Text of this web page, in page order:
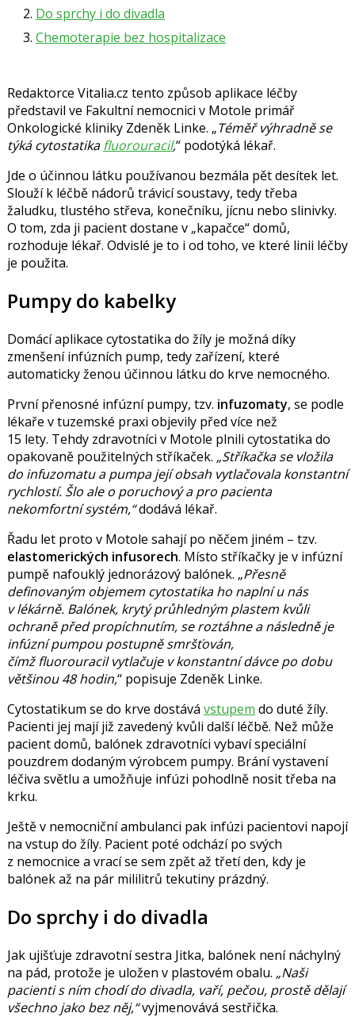
Do sprchy i do divadla
Chemoterapie bez hospitalizace
Redaktorce Vitalia.cz tento způsob aplikace léčby
představil ve Fakultní nemocnici v Motole primář
Onkologické kliniky Zdeněk Linke.
Téměř výhradně se
týká cytostatikafluorouracil, podotýká lékař.
Jde o účinnou látku používanou bezmála pět desítek let.
Slouží k léčbě nádorů trávicí soustavy, tedy třeba
žaludku, tlustého střeva, konečníku, jícnu nebo slinivky.
O tom, zda ji pacient dostane v kapačce domů,
rozhoduje lékař. Odvislé je to i od toho, ve které linii léčby
je použita.
Pumpy do kabelky
Domácí aplikace cytostatika do žíly je možná díky
zmenšení infúzních pump, tedy zařízení, které
automaticky ženou účinnou látku do krve nemocného.
První přenosné infúzní pumpy, tzv. infuzomaty, se podle
lékaře v tuzemské praxi objevily před více než
15 lety. Tehdy zdravotníci v Motole plnili cytostatika do
opakovaně použitelných stříkaček. Stříkačka se vložila
do infuzomatu a pumpa její obsah vytlačovala konstantní
rychlostí. Šlo ale o poruchový a pro pacienta
nekomfortní systém, dodává lékař.
Řadu let proto v Motole sahají po něčem jiném – tzv.
elastomerických infusorech. Místo stříkačky je v infúzní
pumpě nafouklý jednorázový balónek. Přesně
definovaným objemem cytostatika ho naplní u nás
v lékárně. Balónek, krytý průhledným plastem kvůli
ochraně před propíchnutím, se roztáhne a následně je
infúzní pumpou postupně smršťován,
čímž fluorouracilvytlačuje v konstantní dávce po dobu
většinou 48 hodin, popisuje Zdeněk Linke.
Cytostatikum se do krve dostává vstupem do duté žíly.
Pacienti jej mají již zavedený kvůli další léčbě. Než může
pacient domů, balónek zdravotníci vybaví speciální
pouzdrem dodaným výrobcem pumpy. Brání vystavení
léčiva světlu a umožňuje infúzi pohodlně nosit třeba na
krku.
Ještě v nemocniční ambulanci pak infúzi pacientovi napojí
na vstup do žíly. Pacient poté odchází po svých
z nemocnice a vrací se sem zpět až třetí den, kdy je
balónek až na pár mililitrů tekutiny prázdný.
Do sprchy i do divadla
Jak ujišťuje zdravotní sestra Jitka, balónek není náchylný
na pád, protože je uložen v plastovém obalu. Naši
pacienti s ním chodí do divadla, vaří, pečou, prostě dělají
všechno jako bez něj, vyjmenovává sestřička.